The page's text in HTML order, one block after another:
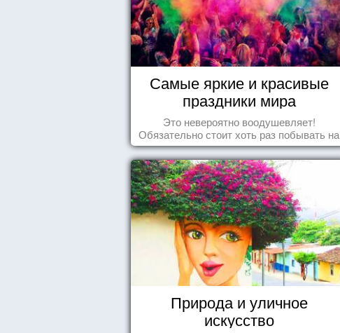
Самые яркие и красивые
праздники мира
Это невероятно воодушевляет!
Обязательно стоит хоть раз побывать на
подобных мероприятиях и получить
массу впечатлений!
Природа и уличное
искусство